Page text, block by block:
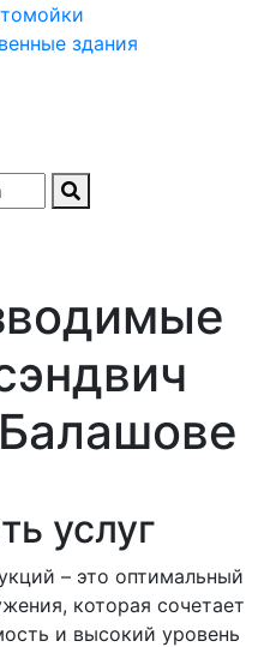
здания
услуг
– это оптимальный
которая сочетает
и высокий уровень